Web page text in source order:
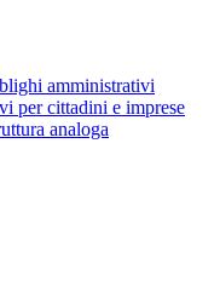
amministrativi
per cittadini e imprese
analoga